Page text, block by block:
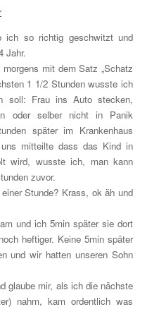
so richtig geschwitzt und
Jahr.
mit dem Satz „Schatz
1 1/2 Stunden wusste ich
soll: Frau ins Auto stecken,
oder selber nicht in Panik
später im Krankenhaus
mitteilte dass das Kind in
wird, wusste ich, man kann
zuvor.
Stunde? Krass, ok äh und
und ich 5min später sie dort
heftiger. Keine 5min später
und wir hatten unseren Sohn
glaube mir, als ich die nächste
nahm, kam ordentlich was